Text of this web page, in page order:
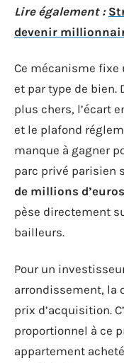
Lire également :
devenir
Ce mécanisme fixe
et par type de bien.
plus chers, l’écart
et le plafond
manque à gagner
parc privé parisien
de millions
pèse directement
bailleurs.
Pour un
arrondissement, la
prix d’acquisition.
proportionnel à ce
appartement